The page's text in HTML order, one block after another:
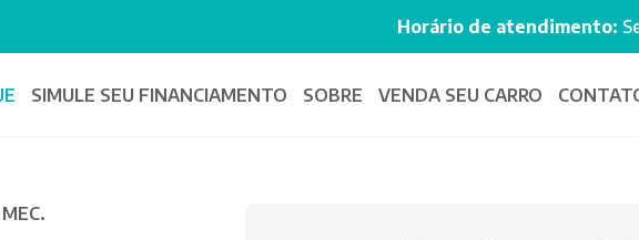
Horário de atendimento:
SIMULE SEU FINANCIAMENTO SOBRE VENDA SEU CARRO